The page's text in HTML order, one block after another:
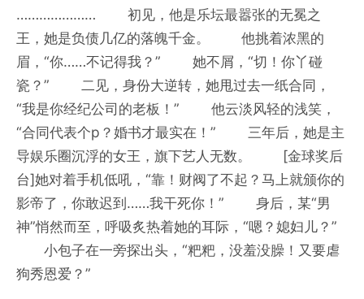
………………… 初见，他是乐坛最嚣张的无冕之
王，她是负债几亿的落魄千金。 他挑着浓黑的
眉，“你……不记得我？” 她不屑，“切！你丫碰
瓷？” 二见，身份大逆转，她甩过去一纸合同，
“我是你经纪公司的老板！” 他云淡风轻的浅笑，
“合同代表个p？婚书才最实在！” 三年后，她是主
导娱乐圈沉浮的女王，旗下艺人无数。 [金球奖后
台]她对着手机低吼，“靠！财阀了不起？马上就颁你的
影帝了，你敢迟到……我干死你！” 身后，某“男
神”悄然而至，呼吸炙热着她的耳际，“嗯？媳妇儿？”
小包子在一旁探出头，“粑粑，没羞没臊！又要虐
狗秀恩爱？”